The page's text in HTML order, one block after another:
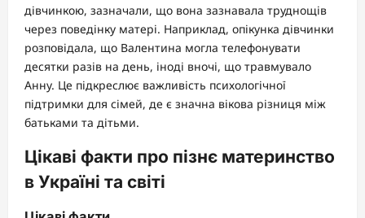
дівчинкою, зазначали, що вона зазнавала труднощів
через поведінку матері. Наприклад, опікунка дівчинки
розповідала, що Валентина могла телефонувати
десятки разів на день, іноді вночі, що травмувало
Анну. Це підкреслює важливість психологічної
підтримки для сімей, де є значна вікова різниця між
батьками та дітьми.
Цікаві факти про пізнє материнство
в Україні та світі